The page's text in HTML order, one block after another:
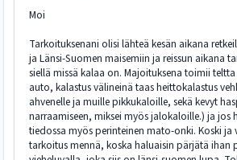
Moi
Tarkoituksenani olisi lähteä kesän aikana
ja Länsi-Suomen maisemiin ja reissun aikana
siellä missä kalaa on. Majoituksena toimii
auto, kalastus välineinä taas heittokalastus
ahvenelle ja muille pikkukaloille, sekä kevyt
narraamiseen, miksei myös jalokaloille.) ja jos
tiedossa myös perinteinen mato-onki. Koski
tarkoitus mennä, koska haluaisin pärjätä ihan